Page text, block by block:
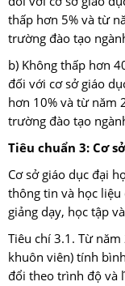
thấp hơn 5% và từ
trường đào tạo
b) Không thấp hơn
đối với cơ sở giáo
hơn 10% và từ năm
trường đào tạo
Tiêu chuẩn 3: Cơ
Cơ sở giáo dục đại
thông tin và học
giảng dạy, học tập
Tiêu chí 3.1. Từ
khuôn viên) tính
đổi theo trình độ và